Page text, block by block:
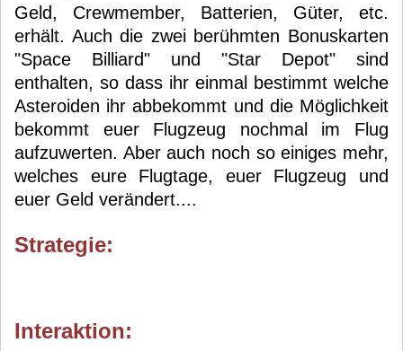
Geld, Crewmember, Batterien, Güter, etc.
erhält. Auch die zwei berühmten Bonuskarten
"Space Billiard" und "Star Depot" sind
enthalten, so dass ihr einmal bestimmt welche
Asteroiden ihr abbekommt und die Möglichkeit
bekommt euer Flugzeug nochmal im Flug
aufzuwerten. Aber auch noch so einiges mehr,
welches eure Flugtage, euer Flugzeug und
euer Geld verändert....
Strategie:
Interaktion: